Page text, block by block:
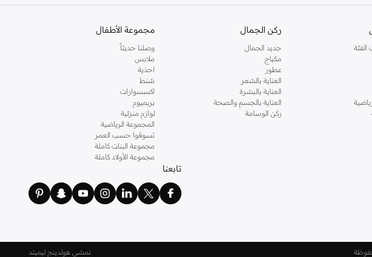
ركن الجمال
جديد الجمال
مكياج
عطور
العناية بالشعر
العناية بالبشرة
العناية بالجسم والصحة
ركن الوسامة
مجموعة الأطفال
وصلنا حديثاً
ملابس
احذية
شنط
اكسسوارات
بريميوم
لوازم منزلية
المجموعة الرياضية
تسوقوا حسب العمر
مجموعة البنات كاملة
مجموعة الأولاد كاملة
تابعنا
نمشي هولدينج ليميتد